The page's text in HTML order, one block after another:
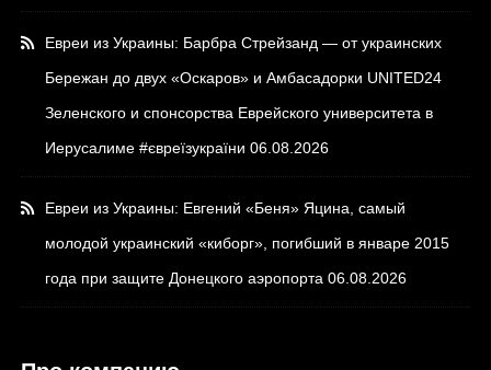
Евреи из Украины: Барбра Стрейзанд — от украинских
Бережан до двух «Оскаров» и Амбасадорки UNITED24
Зеленского и спонсорства Еврейского университета в
Иерусалиме #євреїзукраїни 06.08.2026
Евреи из Украины: Евгений «Беня» Яцина, самый
молодой украинский «киборг», погибший в январе 2015
года при защите Донецкого аэропорта 06.08.2026